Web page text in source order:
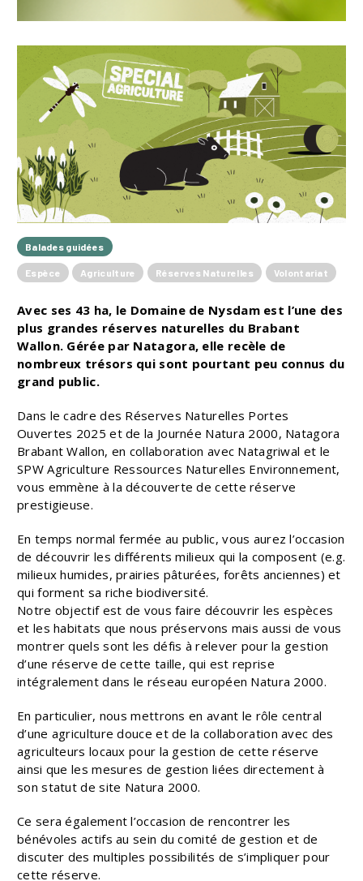
Balades guidées
Espèce Agriculture Réserves Naturelles Volontariat
Avec ses 43 ha, le Domaine de Nysdam est l’une des
plus grandes réserves naturelles du Brabant
Wallon. Gérée par Natagora, elle recèle de
nombreux trésors qui sont pourtant peu connus du
grand public.
Dans le cadre des Réserves Naturelles Portes
Ouvertes 2025 et de la Journée Natura 2000, Natagora
Brabant Wallon, en collaboration avec Natagriwal et le
SPW Agriculture Ressources Naturelles Environnement,
vous emmène à la découverte de cette réserve
prestigieuse.
En temps normal fermée au public, vous aurez l’occasion
de découvrir les différents milieux qui la composent (e.g.
milieux humides, prairies pâturées, forêts anciennes) et
qui forment sa riche biodiversité.
Notre objectif est de vous faire découvrir les espèces
et les habitats que nous préservons mais aussi de vous
montrer quels sont les défis à relever pour la gestion
d’une réserve de cette taille, qui est reprise
intégralement dans le réseau européen Natura 2000.
En particulier, nous mettrons en avant le rôle central
d’une agriculture douce et de la collaboration avec des
agriculteurs locaux pour la gestion de cette réserve
ainsi que les mesures de gestion liées directement à
son statut de site Natura 2000.
Ce sera également l’occasion de rencontrer les
bénévoles actifs au sein du comité de gestion et de
discuter des multiples possibilités de s’impliquer pour
cette réserve.